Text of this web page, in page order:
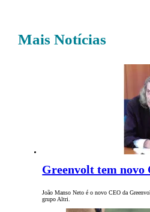
Mais Notícias
Greenvolt tem novo
João Manso Neto é o novo CEO da
grupo Altri.